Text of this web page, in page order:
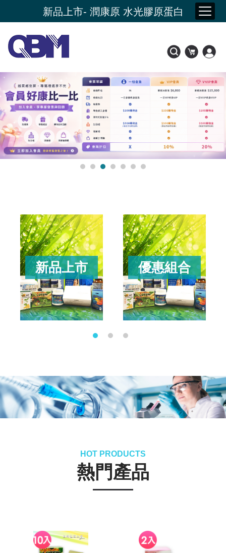
新品上市- 潤康原 水光膠原蛋白
會員好康比一比
新品上市 優惠組合
HOT PRODUCTS
熱門產品